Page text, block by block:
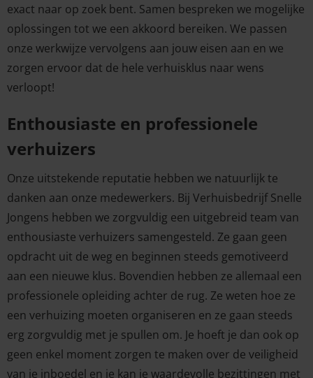
exact naar op zoek bent. Samen bespreken we mogelijke
oplossingen tot we een akkoord bereiken. We passen
onze werkwijze vervolgens aan jouw eisen aan en we
zorgen ervoor dat de hele verhuisklus naar wens
verloopt!
Enthousiaste en professionele
verhuizers
Onze uitstekende reputatie hebben we natuurlijk te
danken aan onze medewerkers. Bij Verhuisbedrijf Snelle
Jongens hebben we zorgvuldig een uitgebreid team van
enthousiaste verhuizers samengesteld. Ze gaan geen
opdracht uit de weg en beginnen steeds gemotiveerd
aan een nieuwe klus. Bovendien hebben ze allemaal een
professionele opleiding achter de rug. Ze weten hoe ze
een verhuizing moeten organiseren en ze gaan steeds
erg zorgvuldig met je spullen om. Je hoeft je dan ook op
geen enkel moment zorgen te maken over de veiligheid
van je inboedel en je kan je waardevolle bezittingen met